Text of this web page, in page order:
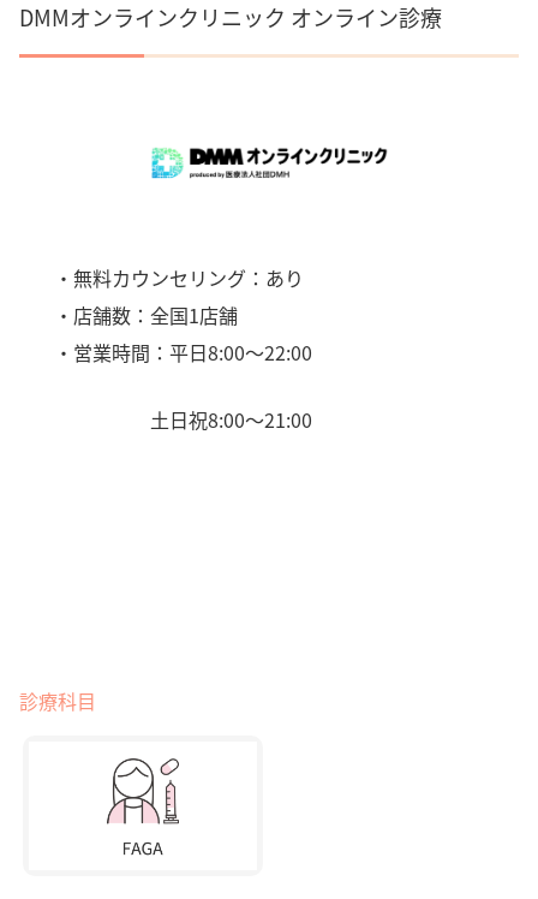
DMMオンラインクリニック オンライン診療
・無料カウンセリング：あり
・店舗数：全国1店舗
・営業時間：平日8:00〜22:00
土日祝8:00〜21:00
診療科目